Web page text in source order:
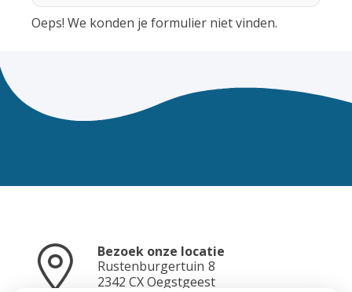
Oeps! We konden je formulier niet vinden.
Bezoek onze locatie
Rustenburgertuin 8
2342 CXOegstgeest